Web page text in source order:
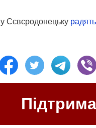
Сєвєродонецьку